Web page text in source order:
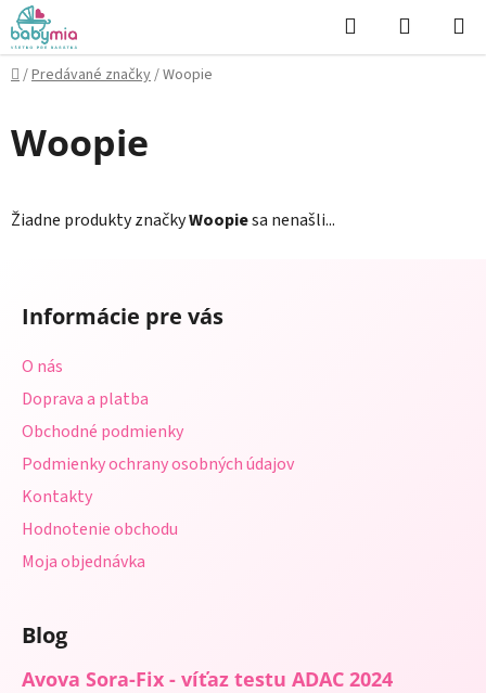
Prejsť
na
obsah
Hľadať
KOŠÍK
Domov
/Predávané značky/Woopie
Woopie
Žiadne produkty značkyWoopiesa nenašli...
Informácie pre vás
O nás
Doprava a platba
Obchodné podmienky
Podmienky ochrany osobných údajov
Kontakty
Hodnotenie obchodu
Moja objednávka
Blog
Avova Sora-Fix - víťaz testu ADAC 2024